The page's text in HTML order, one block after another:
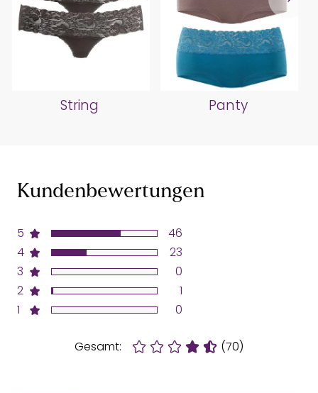
String Panty
Kundenbewertungen
5
4
3
2
1
46
23
0
1
0
Gesamt: (70)